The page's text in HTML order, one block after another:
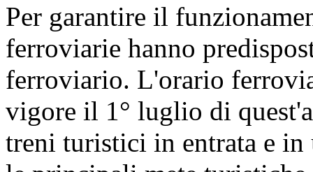
Per garantire il
ferroviarie hanno
ferroviario. L'orario
vigore il 1° luglio di
treni turistici in entrata e